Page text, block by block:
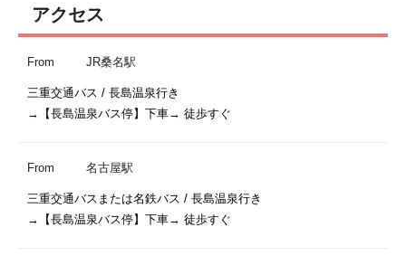
アクセス
From JR桑名駅
三重交通バス / 長島温泉行き
From 名古屋駅
三重交通バスまたは名鉄バス / 長島温泉行き